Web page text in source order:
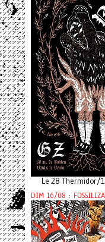
Le 28 Thermidor/
DIM 16/08 :